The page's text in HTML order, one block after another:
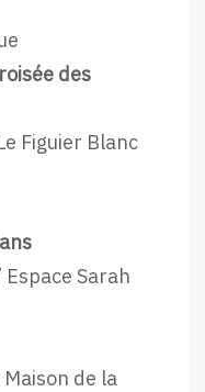
des
Figuier Blanc
Sarah
de la